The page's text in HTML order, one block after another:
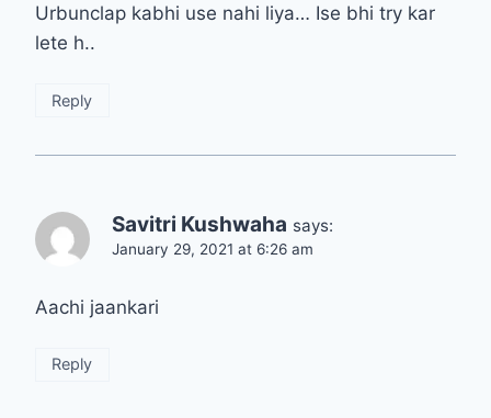
Urbunclap kabhi use nahi liya… Ise bhi try kar
lete h..
Reply
Savitri Kushwaha says:
January 29, 2021 at 6:26 am
Aachi jaankari
Reply